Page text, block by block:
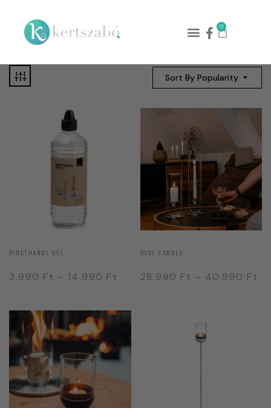
0
Sort By Popularity
BIOETHANOL GÉL
3.990 Ft – 14.990 Ft
OVAL CANDLE
28.990 Ft – 40.990 Ft